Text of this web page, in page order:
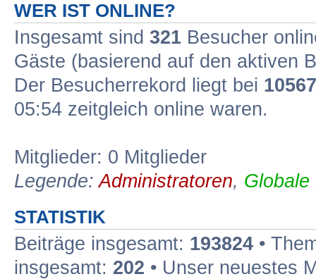
WER IST ONLINE?
Insgesamt sind 321 Besucher
Gäste (basierend auf den aktiven
Der Besucherrekord liegt bei 10567
05:54 zeitgleich online waren.
Mitglieder: 0 Mitglieder
Legende:Administratoren, Globale
STATISTIK
Beiträge insgesamt: 193824 •
insgesamt: 202 • Unser neuestes